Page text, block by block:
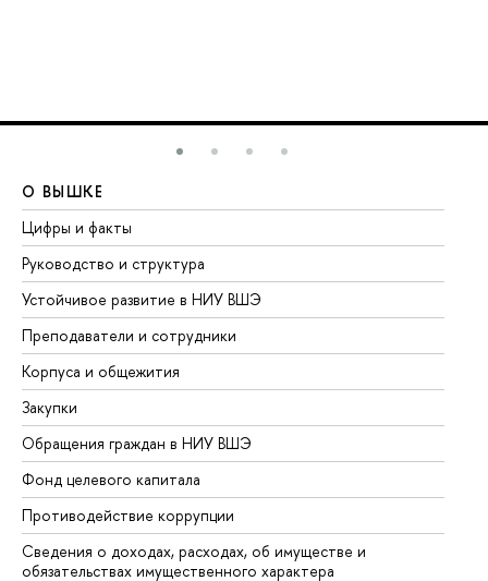
О ВЫШКЕ
Цифры и факты
Руководство и структура
Устойчивое развитие в НИУ ВШЭ
Преподаватели и сотрудники
Корпуса и общежития
Закупки
Обращения граждан в НИУ ВШЭ
Фонд целевого капитала
Противодействие коррупции
Сведения о доходах, расходах, об имуществе и
обязательствах имущественного характера